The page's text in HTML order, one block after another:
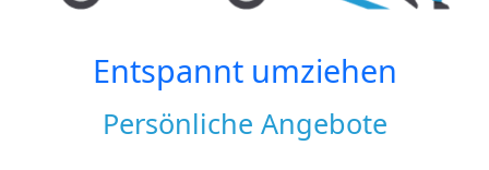
Entspannt umziehen
Persönliche Angebote